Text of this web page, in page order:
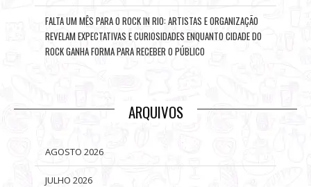
FALTA UM MÊS PARA O ROCK IN RIO: ARTISTAS E ORGANIZAÇÃO
REVELAM EXPECTATIVAS E CURIOSIDADES ENQUANTO CIDADE DO
ROCK GANHA FORMA PARA RECEBER O PÚBLICO
ARQUIVOS
AGOSTO 2026
JULHO 2026